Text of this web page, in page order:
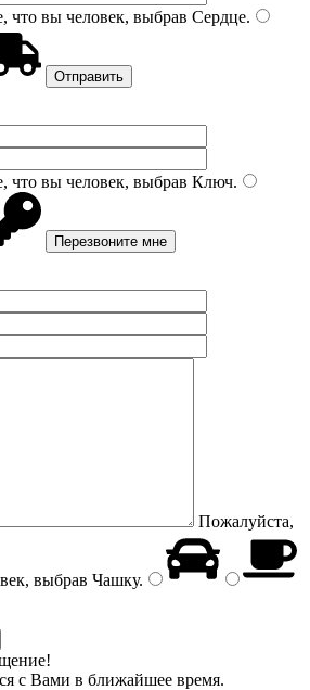
что вы человек, выбрав Сердце.
что вы человек, выбрав Ключ.
Пожалуйста,
выбрав Чашку.
с Вами в ближайшее время.